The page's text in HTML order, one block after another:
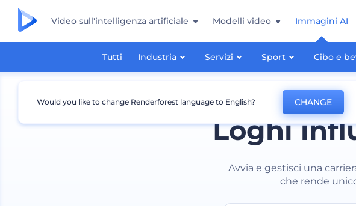
Video sull'intelligenza artificiale Modelli video Immagini AI
Tutti Industria Servizi Sport Cibo e
Loghi
Avvia e gestisci una
che rende
Would you like to change Renderforest language to English? CHANGE